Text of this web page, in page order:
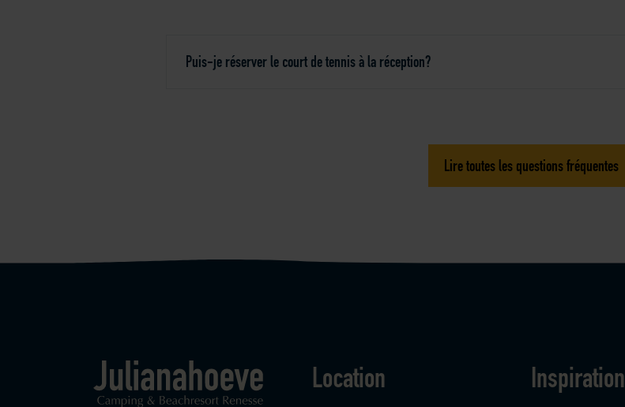
Puis-je réserver le court de tennis à la réception?
Lire toutes les questions fréquentes
Logo Julianahoeve Location Inspiration